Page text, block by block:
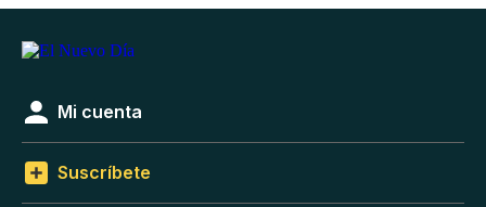
Mi cuenta
Suscríbete